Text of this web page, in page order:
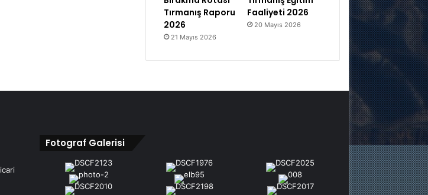
Tırmanış Raporu
2026
21 Mayıs 2026
Faaliyeti 2026
20 Mayıs 2026
Fotograf Galerisi